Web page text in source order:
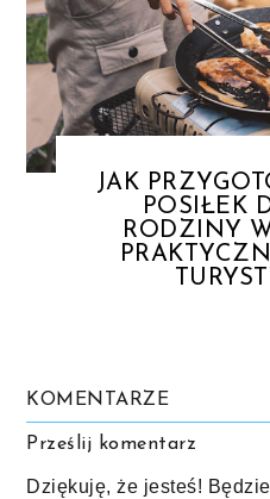
JAK
POSIŁEK
RODZINY
KOMENTARZE
Prześlij komentarz
Dziękuję, że jesteś!